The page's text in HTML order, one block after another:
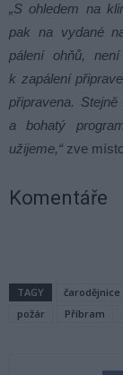
„S ohledem na
pak na vydané
pálení ohňů,
k zapálení
připravena.
a bohatý
užijeme,“ zve
Komentáře
TAGY čarodějnice
požár
Příbram